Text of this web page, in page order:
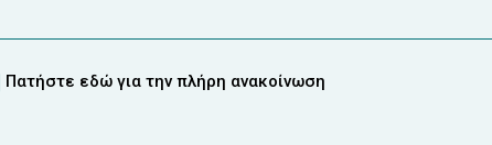
Πατήστε εδώ για την πλήρη ανακοίνωση